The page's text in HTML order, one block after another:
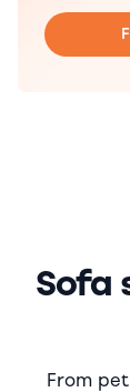
Sofa
From